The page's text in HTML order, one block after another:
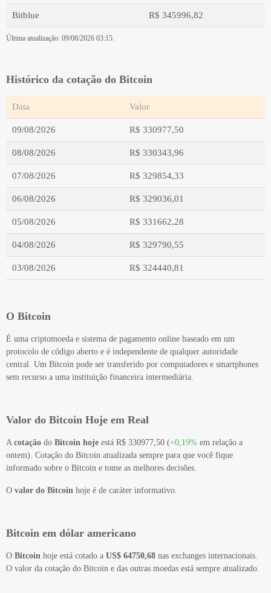
Bitblue R$ 345996,82
Última atualização: 09/08/2026 03:15.
Histórico da cotação do Bitcoin
Data Valor
09/08/2026 R$ 330977,50
08/08/2026 R$ 330343,96
07/08/2026 R$ 329854,33
06/08/2026 R$ 329036,01
05/08/2026 R$ 331662,28
04/08/2026 R$ 329790,55
03/08/2026 R$ 324440,81
O Bitcoin
É uma criptomoeda e sistema de pagamento online baseado em um
protocolo de código aberto e é independente de qualquer autoridade
central. Um Bitcoin pode ser transferido por computadores e smartphones
sem recurso a uma instituição financeira intermediária.
Valor do Bitcoin Hoje em Real
A cotação do Bitcoin hoje está R$ 330977,50 (+0,19% em relação a
ontem). Cotação do Bitcoin atualizada sempre para que você fique
informado sobre o Bitcoin e tome as melhores decisões.
O valor do Bitcoin hoje é de caráter informativo.
Bitcoin em dólar americano
O Bitcoin hoje está cotado a US$ 64750,68 nas exchanges internacionais.
O valor da cotação do Bitcoin e das outras moedas está sempre atualizado.